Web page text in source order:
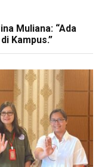
Muliana: “Ada
Kampus.”